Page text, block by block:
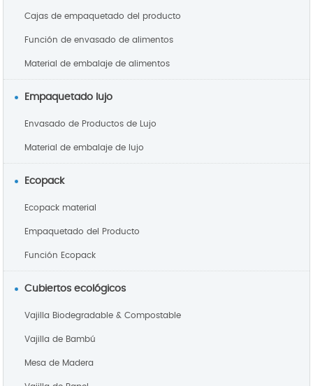
Cajas de empaquetado del producto
Función de envasado de alimentos
Material de embalaje de alimentos
Empaquetado lujo
Envasado de Productos de Lujo
Material de embalaje de lujo
Ecopack
Ecopack material
Empaquetado del Producto
Función Ecopack
Cubiertos ecológicos
Vajilla Biodegradable & Compostable
Vajilla de Bambú
Mesa de Madera